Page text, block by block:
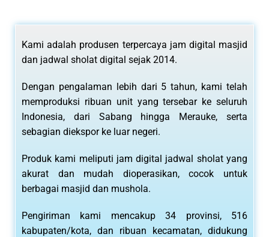
Kami adalah produsen terpercaya jam digital masjid
dan jadwal sholat digital sejak 2014.
Dengan pengalaman lebih dari 5 tahun, kami telah
memproduksi ribuan unit yang tersebar ke seluruh
Indonesia, dari Sabang hingga Merauke, serta
sebagian diekspor ke luar negeri.
Produk kami meliputi jam digital jadwal sholat yang
akurat dan mudah dioperasikan, cocok untuk
berbagai masjid dan mushola.
Pengiriman kami mencakup 34 provinsi, 516
kabupaten/kota, dan ribuan kecamatan, didukung